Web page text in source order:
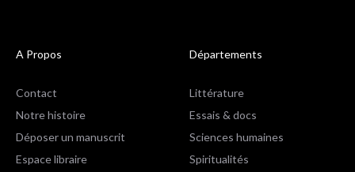
A Propos
Contact
Notre histoire
Déposer un manuscrit
Espace libraire
Départements
Littérature
Essais & docs
Sciences humaines
Spiritualités